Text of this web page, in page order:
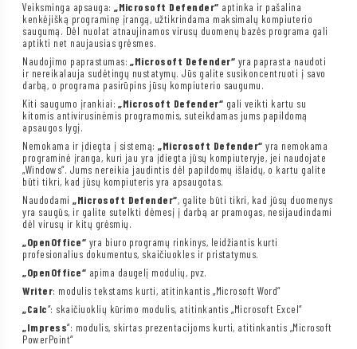
Veiksminga apsauga:„Microsoft Defender“ aptinka ir pašalina
kenkėjišką programinę įrangą, užtikrindama maksimalų kompiuterio
saugumą. Dėl nuolat atnaujinamos virusų duomenų bazės programa gali
aptikti net naujausias grėsmes.
Naudojimo paprastumas:„Microsoft Defender“ yra paprasta naudoti
ir nereikalauja sudėtingų nustatymų. Jūs galite susikoncentruoti į savo
darbą, o programa pasirūpins jūsų kompiuterio saugumu.
Kiti saugumo įrankiai:„Microsoft Defender“ gali veikti kartu su
kitomis antivirusinėmis programomis, suteikdamas jums papildomą
apsaugos lygį.
Nemokama ir įdiegta į sistemą:„Microsoft Defender“ yra nemokama
programinė įranga, kuri jau yra įdiegta jūsų kompiuteryje, jei naudojate
„Windows“. Jums nereikia jaudintis dėl papildomų išlaidų, o kartu galite
būti tikri, kad jūsų kompiuteris yra apsaugotas.
Naudodami„Microsoft Defender“, galite būti tikri, kad jūsų duomenys
yra saugūs, ir galite sutelkti dėmesį į darbą ar pramogas, nesijaudindami
dėl virusų ir kitų grėsmių.
„OpenOffice“ yra biuro programų rinkinys, leidžiantis kurti
profesionalius dokumentus, skaičiuokles ir pristatymus.
„OpenOffice“ apima daugelį modulių, pvz.
Writer: modulis tekstams kurti, atitinkantis „Microsoft Word“
„Calc“: skaičiuoklių kūrimo modulis, atitinkantis „Microsoft Excel“
„Impress“: modulis, skirtas prezentacijoms kurti, atitinkantis „Microsoft
PowerPoint“